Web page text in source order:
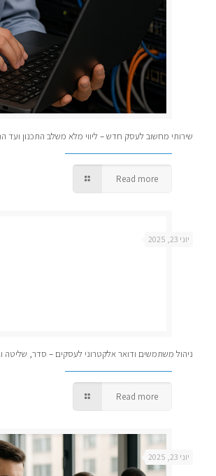
שירותי מחשוב לעסק חדש – ליווי מלא משלב התכנון ועד
Read more
יוני 23, 2025
ניהול משתמשים ודואר אלקטרוני לעסקים – סדר,
Read more
יוני 23, 2025